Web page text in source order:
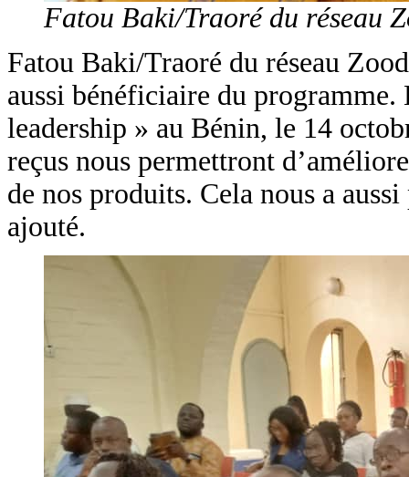
Fatou Baki/Traoré du réseau
Fatou Baki/Traoré du réseau
aussi bénéficiaire du
leadership » au Bénin, le 14
reçus nous permettront
de nos produits. Cela nous a
ajouté.